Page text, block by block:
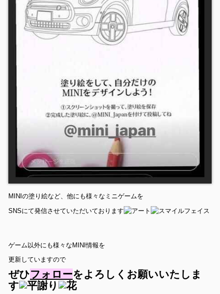
MINIの塗り絵など、他にも様々なミニゲームを
SNSにて発信させていただいております
ゲーム以外にも様々なMINI情報を
更新していますので
ぜひフォローをよろしくお願いいたしま
す